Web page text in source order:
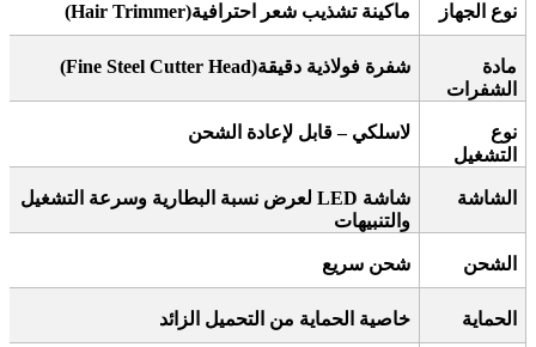
نوع الجهاز ماكينة تشذيب شعر احترافية(Hair Trimmer)
مادة
الشفرات
شفرة فولاذية دقيقة(Fine Steel Cutter Head)
نوع
التشغيل
لاسلكي – قابل لإعادة الشحن
الشاشة شاشة LED لعرض نسبة البطارية وسرعة التشغيل
والتنبيهات
الشحن شحن سريع
الحماية خاصية الحماية من التحميل الزائد